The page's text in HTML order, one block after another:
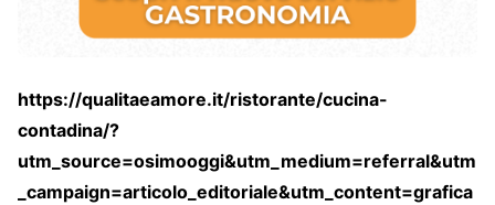
https://qualitaeamore.it/ristorante/cucina-
contadina/?
utm_source=osimooggi&utm_medium=referral&utm
_campaign=articolo_editoriale&utm_content=grafica